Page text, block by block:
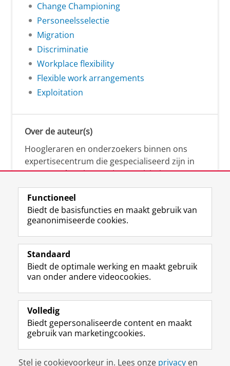
Change Championing
Personeelsselectie
Migration
Discriminatie
Workplace flexibility
Flexible work arrangements
Exploitation
Over de auteur(s)
Hoogleraren en onderzoekers binnen ons
expertisecentrum die gespecialiseerd zijn in
samenwerken, innovatie, creativiteit,
diversiteit, leiderschap en ethisch gedrag.
Over deze blog
Via deze blog vertalen onze experts hun
(actuele) wetenschappelijke kennis naar
praktische, heldere en toegankelijke inzichten.
Disclaimer & Copyright
Functioneel
Biedt de basisfuncties en maakt gebruik van
geanonimiseerde cookies.
Standaard
Biedt de optimale werking en maakt gebruik
van onder andere videocookies.
Volledig
Biedt gepersonaliseerde content en maakt
gebruik van marketingcookies.
Stel je cookievoorkeur in. Lees onze privacy en